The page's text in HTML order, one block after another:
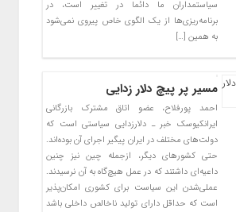
سیاستمداران ما دائما در تغییر است، در
برنامه‌ریزی‌ها از یک الگوی خاص پیروی نمی‌شود
به همین […]
مسیر پر پیچ دلار زدایی
احمد پورفلاح، عضو اتاق مشترک بازرگانی
ایرانکیوسک خبر ـ دلارزدایی سیاستی است که
دولت‌های مختلف در ایران پیگیر اجرای آن بوده‌اند.
حتی کشورهای دیگر، ازجمله چین نیز چنین
داعیه‌ای داشتند که در عمل هیچ‌گاه به آن نرسیدند.
عملی‌شدن این سیاست برای کشوری امکان‌پذیر
است که حداقل دارای تولید ناخالص داخلی باشد